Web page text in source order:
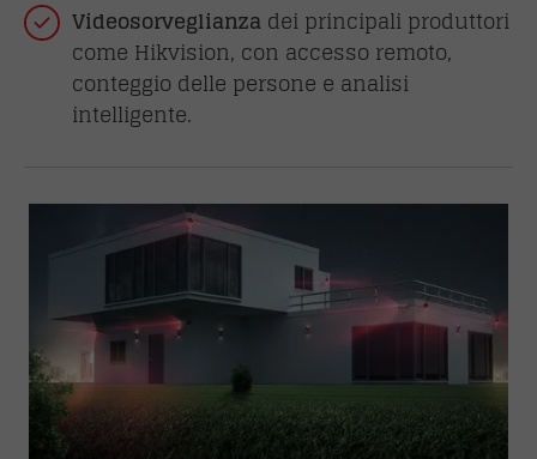
Videosorveglianzadei principali produttori
come Hikvision, con accesso remoto,
conteggio delle persone e analisi
intelligente.